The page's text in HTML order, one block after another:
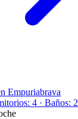
Empuriabrava
4 · Baños: 2